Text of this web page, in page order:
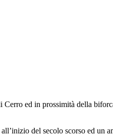
ed in prossimità della
del secolo scorso ed un